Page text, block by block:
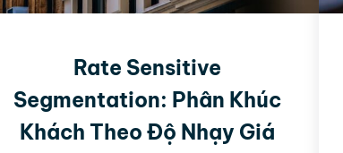
Rate Sensitive
Segmentation: Phân Khúc
Khách Theo Độ Nhạy Giá